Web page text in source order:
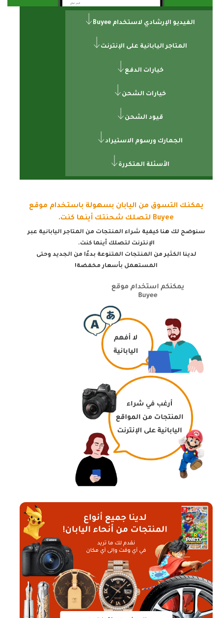
الفيديو الإرشادي لاستخدام Buyee
المتاجر اليابانية على الإنترنت
خيارات الدفع
خيارات الشحن
قيود الشحن
الجمارك ورسوم الاستيراد
الأسئلة المتكررة
يمكنك التسوق من اليابان بسهولة باستخدام موقع
Buyee لتصلك شحنتك أينما كنت.
سنوضح لك هنا كيفية شراء المنتجات من المتاجر اليابانية عبر
الإنترنت لتصلك أينما كنت.
لدينا الكثير من المنتجات المتنوعة بدءًا من الجديد وحتى
المستعمل بأسعار مخفضة!